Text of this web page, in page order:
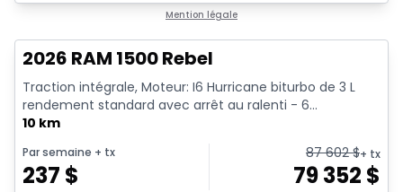
Mention légale
2026 RAM 1500 Rebel
Traction intégrale, Moteur: I6 Hurricane biturbo de 3 L
rendement standard avec arrêt au ralenti - 6...
10 km
Par semaine + tx
237 $
87 602$+ tx
79 352 $